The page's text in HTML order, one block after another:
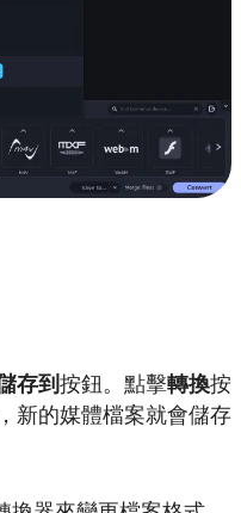
存到按鈕。點擊轉換按
新的媒體檔案就會儲存